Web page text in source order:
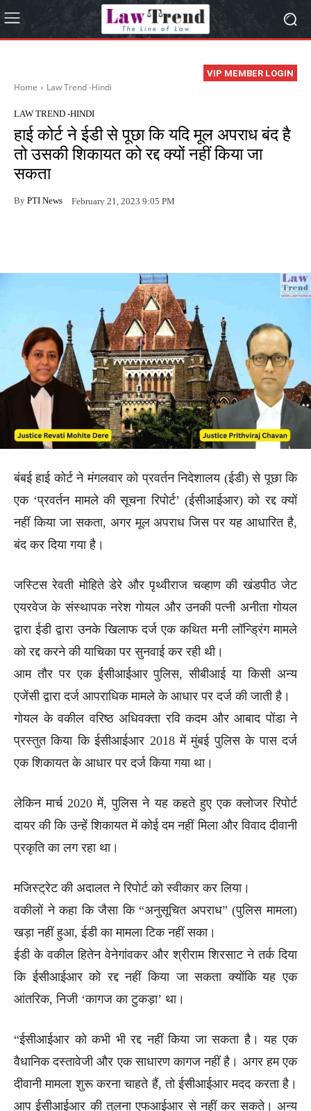
VIP MEMBER LOGIN
Home Law Trend -Hindi
LAW TREND -HINDI
हाई कोर्ट ने ईडी से पूछा कि यदि मूल अपराध बंद है
तो उसकी शिकायत को रद्द क्यों नहीं किया जा
सकता
By PTI News February 21, 2023 9:05 PM
बंबई हाई कोर्ट ने मंगलवार को प्रवर्तन निदेशालय (ईडी) से पूछा कि
एक ‘प्रवर्तन मामले की सूचना रिपोर्ट’ (ईसीआईआर) को रद्द क्यों
नहीं किया जा सकता, अगर मूल अपराध जिस पर यह आधारित है,
बंद कर दिया गया है।
जस्टिस रेवती मोहिते डेरे और पृथ्वीराज चव्हाण की खंडपीठ जेट
एयरवेज के संस्थापक नरेश गोयल और उनकी पत्नी अनीता गोयल
द्वारा ईडी द्वारा उनके खिलाफ दर्ज एक कथित मनी लॉन्ड्रिंग मामले
को रद्द करने की याचिका पर सुनवाई कर रही थी।
आम तौर पर एक ईसीआईआर पुलिस, सीबीआई या किसी अन्य
एजेंसी द्वारा दर्ज आपराधिक मामले के आधार पर दर्ज की जाती है।
गोयल के वकील वरिष्ठ अधिवक्ता रवि कदम और आबाद पोंडा ने
प्रस्तुत किया कि ईसीआईआर 2018 में मुंबई पुलिस के पास दर्ज
एक शिकायत के आधार पर दर्ज किया गया था।
लेकिन मार्च 2020 में, पुलिस ने यह कहते हुए एक क्लोजर रिपोर्ट
दायर की कि उन्हें शिकायत में कोई दम नहीं मिला और विवाद दीवानी
प्रकृति का लग रहा था।
मजिस्ट्रेट की अदालत ने रिपोर्ट को स्वीकार कर लिया।
वकीलों ने कहा कि जैसा कि “अनुसूचित अपराध” (पुलिस मामला)
खड़ा नहीं हुआ, ईडी का मामला टिक नहीं सका।
ईडी के वकील हितेन वेनेगांवकर और श्रीराम शिरसाट ने तर्क दिया
कि ईसीआईआर को रद्द नहीं किया जा सकता क्योंकि यह एक
आंतरिक, निजी ‘कागज का टुकड़ा’ था।
“ईसीआईआर को कभी भी रद्द नहीं किया जा सकता है। यह एक
वैधानिक दस्तावेजी और एक साधारण कागज नहीं है। अगर हम एक
दीवानी मामला शुरू करना चाहते हैं, तो ईसीआईआर मदद करता है।
आप ईसीआईआर की तुलना एफआईआर से नहीं कर सकते। अन्य